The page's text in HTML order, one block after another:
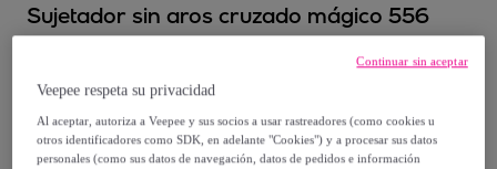
Sujetador sin aros cruzado mágico 556
13, €
44,90 €
-68%
Veepee respeta su privacidad
Al aceptar, autoriza a Veepee y sus socios a usar rastreadores (como cookies u
otros identificadores como SDK, en adelante "Cookies") y a procesar sus datos
personales (como sus datos de navegación, datos de pedidos e información
Continuar sin aceptar